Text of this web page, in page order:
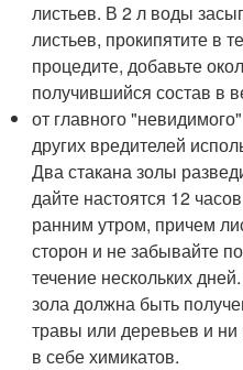
листьев. В 2 л воды
листьев, прокипятите в
процедите, добавьте
получившийся состав в
от главного
других вредителей
Два стакана золы
дайте настоятся 12
ранним утром, причем
сторон и не забывайте
течение нескольких
зола должна быть
травы или деревьев и
в себе химикатов.